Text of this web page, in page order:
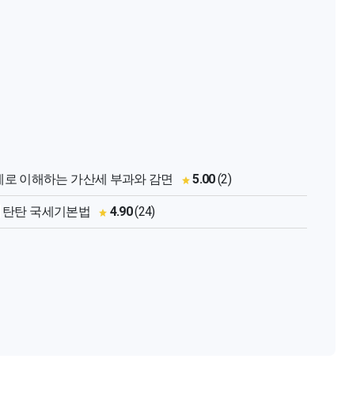
로 이해하는 가산세 부과와 감면 5.00(2)
탄탄 국세기본법 4.90(24)